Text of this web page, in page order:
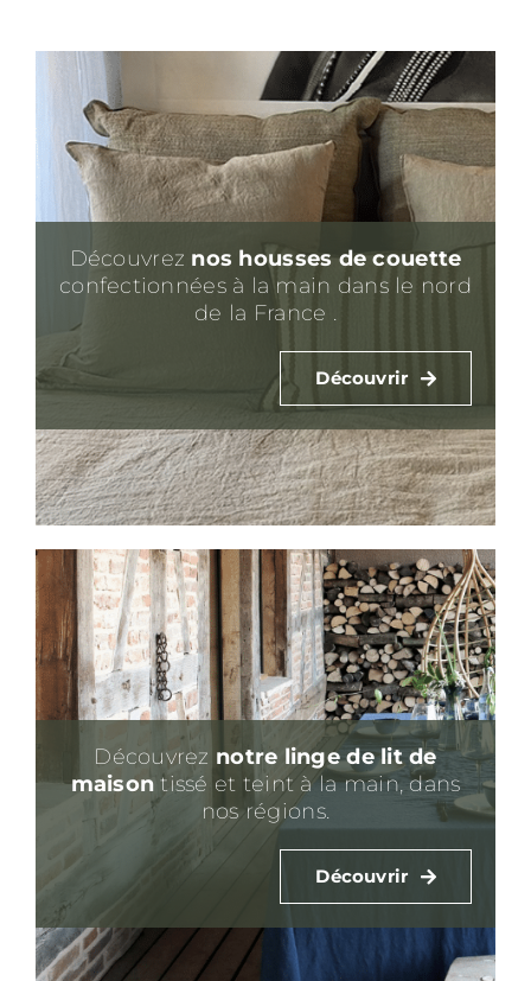
Découvrez nos housses de couette
confectionnées à la main dans le nord
de la France .
Découvrir
Découvrez notre linge de lit de
maisontissé et teint à la main, dans
nos régions.
Découvrir